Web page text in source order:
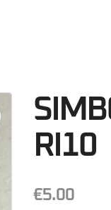
RI10
€5.00